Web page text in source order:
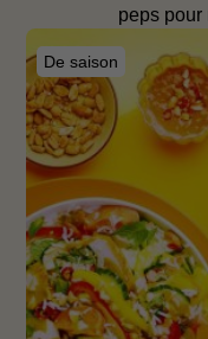
peps pour
De saison